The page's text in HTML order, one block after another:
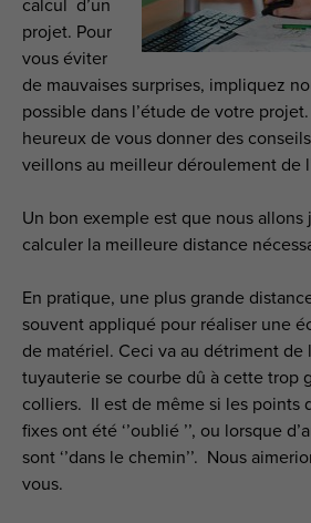
calcul d’un
projet. Pour
vous éviter
de mauvaises surprises, impliquez
possible dans l’étude de votre
heureux de vous donner des
veillons au meilleur déroulement de
Un bon exemple est que nous allons
calculer la meilleure distance
En pratique, une plus grande
souvent appliqué pour réaliser une
de matériel. Ceci va au détriment de
tuyauterie se courbe dû à cette trop
colliers. Il est de même si les points
fixes ont été ‘’oublié ’’, ou lorsque
sont ‘’dans le chemin’’. Nous
vous.